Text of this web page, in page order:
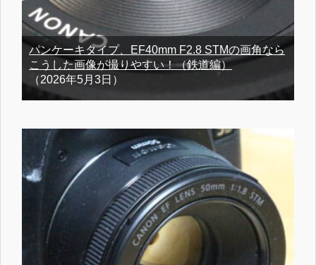
パンケーキタイプ、EF40mm F2.8 STMの画角なら
こうした画像が撮りやすい！（鉄道編）
（2026年5月3日）